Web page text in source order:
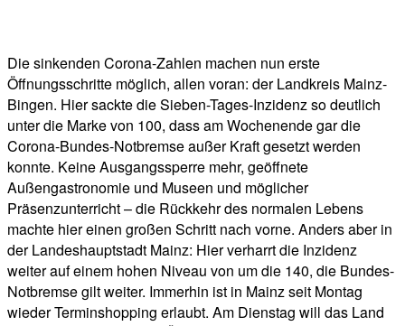
Die sinkenden Corona-Zahlen machen nun erste
Öffnungsschritte möglich, allen voran: der Landkreis Mainz-
Bingen. Hier sackte die Sieben-Tages-Inzidenz so deutlich
unter die Marke von 100, dass am Wochenende gar die
Corona-Bundes-Notbremse außer Kraft gesetzt werden
konnte. Keine Ausgangssperre mehr, geöffnete
Außengastronomie und Museen und möglicher
Präsenzunterricht – die Rückkehr des normalen Lebens
machte hier einen großen Schritt nach vorne. Anders aber in
der Landeshauptstadt Mainz: Hier verharrt die Inzidenz
weiter auf einem hohen Niveau von um die 140, die Bundes-
Notbremse gilt weiter. Immerhin ist in Mainz seit Montag
wieder Terminshopping erlaubt. Am Dienstag will das Land